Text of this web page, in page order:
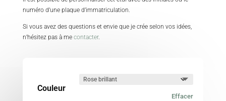
numéro d’une plaque d’immatriculation.
Si vous avez des questions et envie que je crée selon vos idées,
n’hésitez pas à me contacter.
Couleur
Effacer